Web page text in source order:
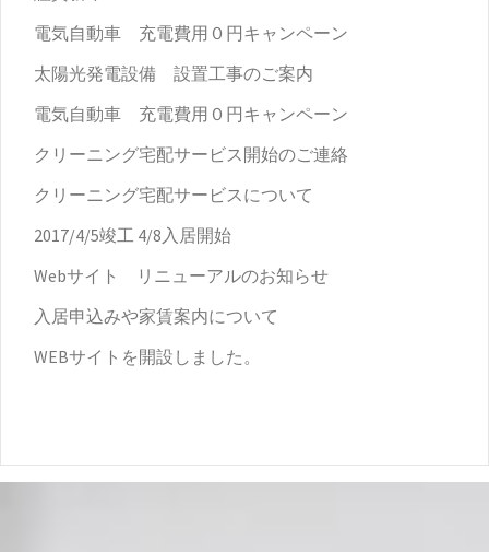
電気自動車 充電費用０円キャンペーン
太陽光発電設備 設置工事のご案内
電気自動車 充電費用０円キャンペーン
クリーニング宅配サービス開始のご連絡
クリーニング宅配サービスについて
2017/4/5竣工 4/8入居開始
Webサイト リニューアルのお知らせ
入居申込みや家賃案内について
WEBサイトを開設しました。